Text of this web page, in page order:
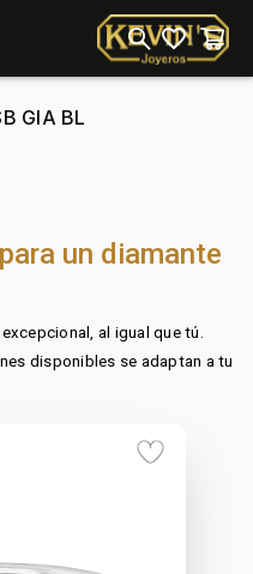
GIA BL
un diamante
al igual que tú.
disponibles se adaptan a tu